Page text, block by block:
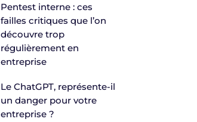
Pentest interne : ces
failles critiques que l’on
découvre trop
régulièrement en
entreprise
Le ChatGPT, représente-il
un danger pour votre
entreprise ?